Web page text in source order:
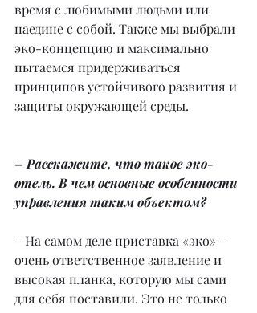
время с любимыми людьми или
наедине с собой. Также мы выбрали
эко-концепцию и максимально
пытаемся придерживаться
принципов устойчивого развития и
защиты окружающей среды.
– Расскажите, что такое эко-
отель. В чем основные особенности
управления таким объектом?
– На самом деле приставка «эко» –
очень ответственное заявление и
высокая планка, которую мы сами
для себя поставили. Это не только